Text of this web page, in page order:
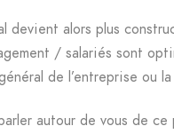
devient alors plus
/ salariés sont
de l’entreprise ou
autour de vous de